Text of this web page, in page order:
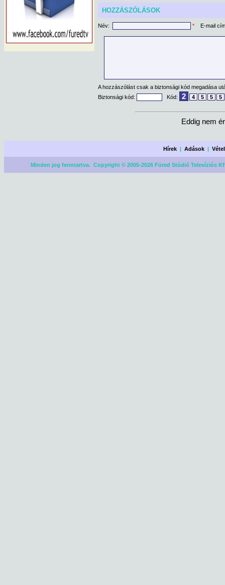
HOZZÁSZÓLÁSOK
Név: * E-mail
A hozzászólást csak a biztonsági kód megadása
Biztonsági kód:
Kód: 2 4 5 5 5
Eddig nem
Hírek |Adások |
Minden jog fenntartva. Copyright © 2005-2026 Füred Stúdió Televíziós